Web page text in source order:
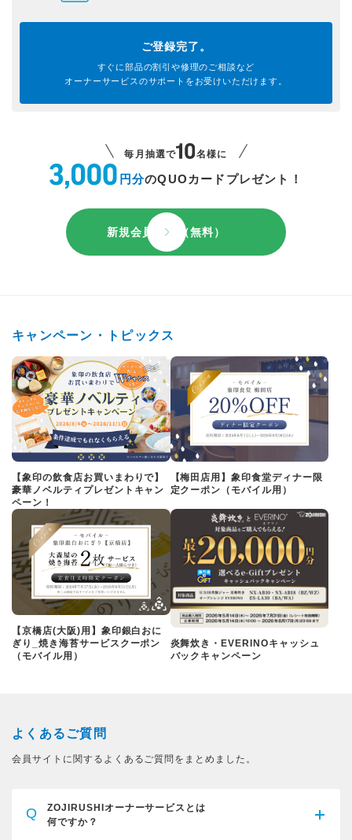
ご登録完了。
すぐに部品の割引や修理のご相談など
オーナーサービスのサポートを お受けいただけます。
毎月抽選で 名様に
円分のQUOカードプレゼント！
新規会員登録（無料）
キャンペーン・トピックス
【象印の飲食店お買いまわりで】
豪華ノベルティプレゼントキャン
ペーン！
【梅田店用】象印食堂ディナー限
定クーポン（モバイル用）
【京橋店(大阪)用】象印銀白おに
ぎり_焼き海苔サービスクーポン
（モバイル用）
炎舞炊き・EVERINOキャッシュ
バックキャンペーン
よくあるご質問
会員サイトに関するよくあるご質問をまとめました。
Q
ZOJIRUSHIオーナーサービスとは
何ですか？